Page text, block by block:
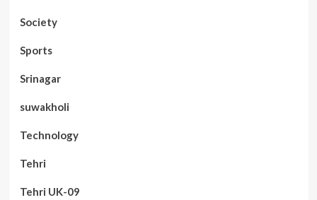
Society
Sports
Srinagar
suwakholi
Technology
Tehri
Tehri UK-09